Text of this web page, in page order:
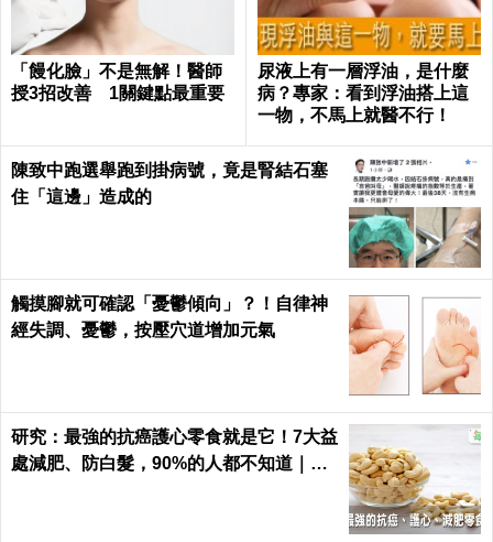
「饅化臉」不是無解！醫師
授3招改善 1關鍵點最重要
尿液上有一層浮油，是什麼
病？專家：看到浮油搭上這
一物，不馬上就醫不行！
陳致中跑選舉跑到掛病號，竟是腎結石塞
住「這邊」造成的
觸摸腳就可確認「憂鬱傾向」？！自律神
經失調、憂鬱，按壓穴道增加元氣
研究：最強的抗癌護心零食就是它！7大益
處減肥、防白髮，90%的人都不知道｜每